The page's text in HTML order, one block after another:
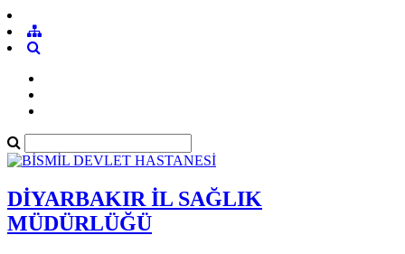
DİYARBAKIR İL SAĞLIK
MÜDÜRLÜĞÜ